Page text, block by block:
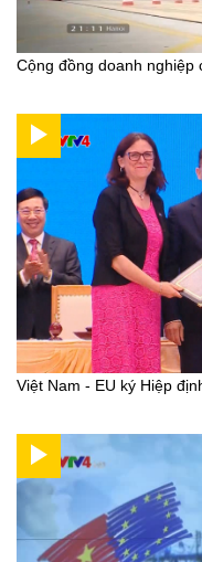
Cộng đồng doanh nghiệp
Việt Nam - EU ký Hiệp